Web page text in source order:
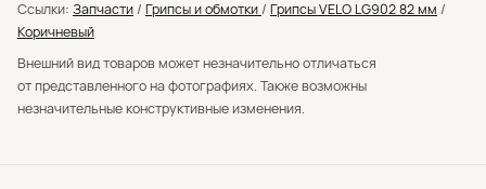
Ссылки: Запчасти / Грипсы и обмотки / Грипсы VELO LG902 82 мм /
Коричневый
Внешний вид товаров может незначительно отличаться
от представленного на фотографиях. Также возможны
незначительные конструктивные изменения.